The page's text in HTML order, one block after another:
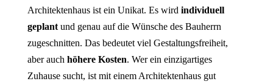
Architektenhaus ist ein Unikat. Es wird individuell
geplantund genau auf die Wünsche des Bauherrn
zugeschnitten. Das bedeutet viel Gestaltungsfreiheit,
aber auch höhere Kosten. Wer ein einzigartiges
Zuhause sucht, ist mit einem Architektenhaus gut